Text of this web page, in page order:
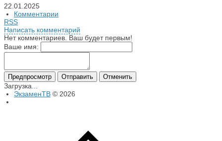
22.01.2025
Комментарии
RSS
Написать комментарий
Нет комментариев. Ваш будет первым!
Ваше имя:
Загрузка...
ЭкзаменТВ © 2026